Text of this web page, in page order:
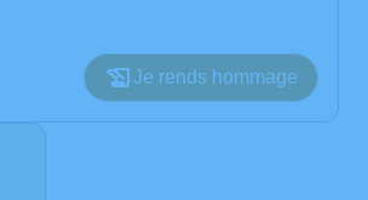
Je rends hommage